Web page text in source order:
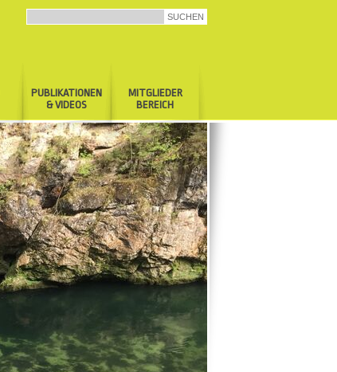
PUBLIKATIONEN
& VIDEOS
MITGLIEDER
BEREICH